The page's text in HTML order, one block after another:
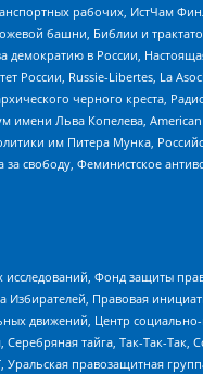
рабочих, ИстЧам
башни, Библии и
в России,
Russie-Libertes, La
черного креста,
Льва Копелева,
им Питера Мунка,
Феминистское
Фонд защиты
Правовая
движений, Центр
тайга, Так-Так-Так,
правозащитная